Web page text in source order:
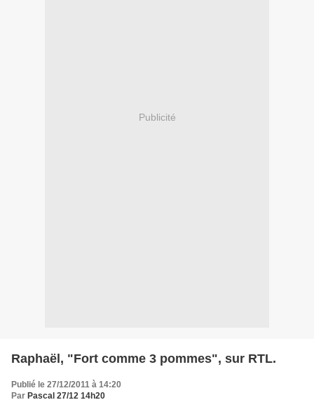
Publicité
Raphaël, "Fort comme 3 pommes", sur RTL.
Publié le 27/12/2011 à 14:20
Par Pascal 27/12 14h20